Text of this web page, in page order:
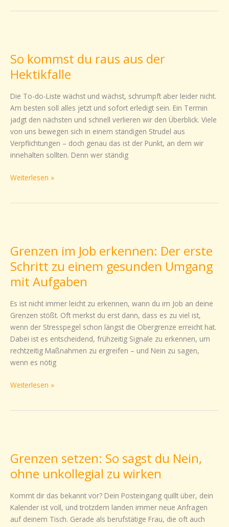
So kommst du raus aus der
Hektikfalle
Die To-do-Liste wächst und wächst, schrumpft aber leider nicht.
Am besten soll alles jetzt und sofort erledigt sein. Ein Termin
jadgt den nächsten und schnell verlieren wir den Überblick. Viele
von uns bewegen sich in einem ständigen Strudel aus
Verpflichtungen – doch genau das ist der Punkt, an dem wir
innehalten sollten. Denn wer ständig
du
raus
aus
der
Hektikfalle
Weiterlesen »
Grenzen im Job erkennen: Der erste
Schritt zu einem gesunden Umgang
mit Aufgaben
Es ist nicht immer leicht zu erkennen, wann du im Job an deine
Grenzen stößt. Oft merkst du erst dann, dass es zu viel ist,
wenn der Stresspegel schon längst die Obergrenze erreicht hat.
Dabei ist es entscheidend, frühzeitig Signale zu erkennen, um
rechtzeitig Maßnahmen zu ergreifen – und Nein zu sagen,
wenn es nötig
Job
erkennen:
Der
erste
zu
einem
gesunden
Umgang
mit
Aufgaben
Weiterlesen »
Grenzen setzen: So sagst du Nein,
ohne unkollegial zu wirken
Kommt dir das bekannt vor? Dein Posteingang quillt über, dein
Kalender ist voll, und trotzdem landen immer neue Anfragen
auf deinem Tisch. Gerade als berufstätige Frau, die oft auch
So
sagst
du
Nein,
ohne
unkollegial